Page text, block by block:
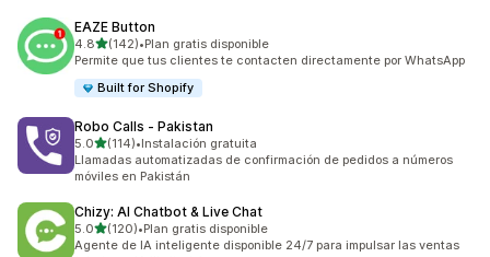
EAZE Button
4.8de 5 estrellas
(142)
142 reseñas en total
•Plan gratis disponible
Permite que tus clientes te contacten directamente por WhatsApp
Built for Shopify
Robo Calls ‑ Pakistan
5.0de 5 estrellas
(114)
114 reseñas en total
•Instalación gratuita
Llamadas automatizadas de confirmación de pedidos a números
móviles en Pakistán
Chizy: AI Chatbot & Live Chat
5.0de 5 estrellas
(120)
120 reseñas en total
•Plan gratis disponible
Agente de IA inteligente disponible 24/7 para impulsar las ventas